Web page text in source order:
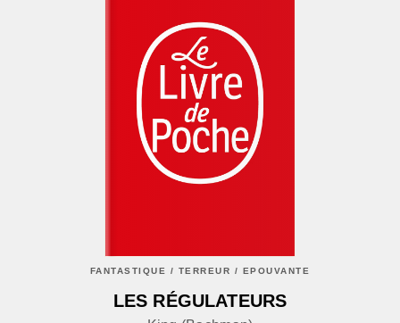
FANTASTIQUE / TERREUR / EPOUVANTE
LES RÉGULATEURS